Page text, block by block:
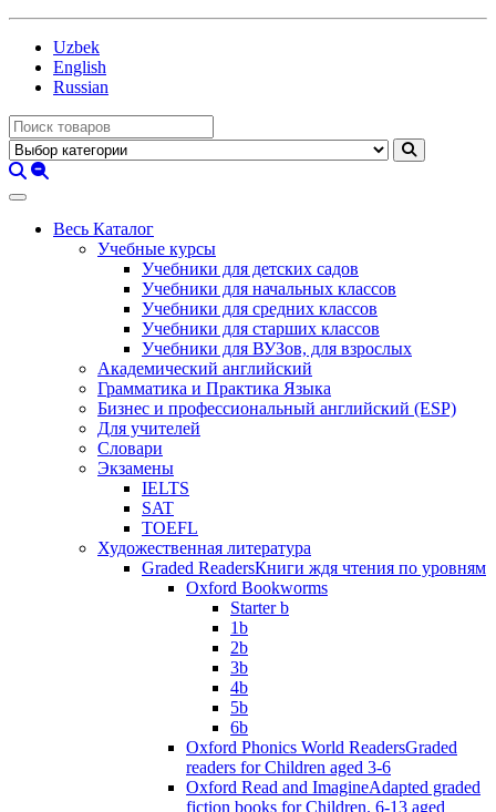
Uzbek
English
Russian
Весь Каталог
Учебные курсы
Учебники для детских садов
Учебники для начальных классов
Учебники для средних классов
Учебники для старших классов
Учебники для ВУЗов, для взрослых
Академический английский
Грамматика и Практика Языка
Бизнес и профессиональный английский (ESP)
Для учителей
Словари
Экзамены
IELTS
SAT
TOEFL
Художественная литература
Graded ReadersКниги ждя чтения по уровням
Oxford Bookworms
Starter b
1b
2b
3b
4b
5b
6b
Oxford Phonics World ReadersGraded
readers for Children aged 3-6
Oxford Read and ImagineAdapted graded
fiction books for Children. 6-13 aged